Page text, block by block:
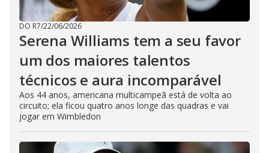
DO R7/22/06/2026
Serena Williams tem a seu favor
um dos maiores talentos
técnicos e aura incomparável
Aos 44 anos, americana multicampeã está de volta ao
circuito; ela ficou quatro anos longe das quadras e vai
jogar em Wimbledon